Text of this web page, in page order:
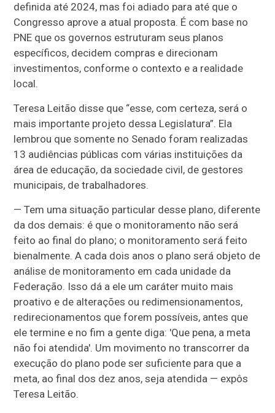
definida até 2024, mas foi adiado para até que o
Congresso aprove a atual proposta. É com base no
PNE que os governos estruturam seus planos
específicos, decidem compras e direcionam
investimentos, conforme o contexto e a realidade
local.
Teresa Leitão disse que “esse, com certeza, será o
mais importante projeto dessa Legislatura”. Ela
lembrou que somente no Senado foram realizadas
13 audiências públicas com várias instituições da
área de educação, da sociedade civil, de gestores
municipais, de trabalhadores.
— Tem uma situação particular desse plano, diferente
da dos demais: é que o monitoramento não será
feito ao final do plano; o monitoramento será feito
bienalmente. A cada dois anos o plano será objeto de
análise de monitoramento em cada unidade da
Federação. Isso dá a ele um caráter muito mais
proativo e de alterações ou redimensionamentos,
redirecionamentos que forem possíveis, antes que
ele termine e no fim a gente diga: 'Que pena, a meta
não foi atendida'. Um movimento no transcorrer da
execução do plano pode ser suficiente para que a
meta, ao final dos dez anos, seja atendida — expôs
Teresa Leitão.